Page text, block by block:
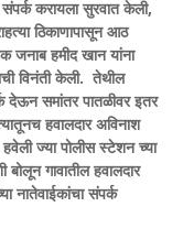
संपर्क करायला सुरवात केली,
ठिकाणापासून आठ
जनाब हमीद खान यांना
विनंती केली. तेथील
देऊन समांतर पातळीवर इतर
हवालदार अविनाश
ज्या पोलीस स्टेशन च्या
गावातील हवालदार
नातेवाईकांचा संपर्क